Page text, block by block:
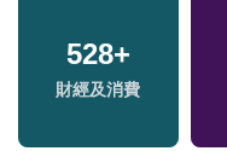
528+
財經及消費